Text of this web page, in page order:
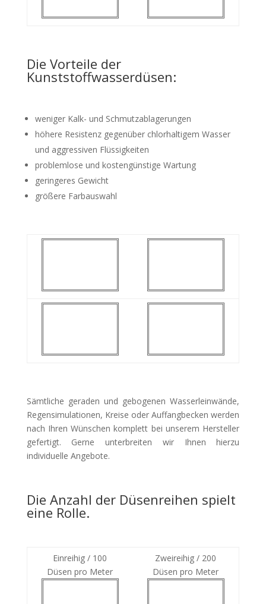
Die Vorteile der
Kunststoffwasserdüsen:
weniger Kalk- und Schmutzablagerungen
höhere Resistenz gegenüber chlorhaltigem Wasser
und aggressiven Flüssigkeiten
problemlose und kostengünstige Wartung
geringeres Gewicht
größere Farbauswahl
Sämtliche geraden und gebogenen Wasserleinwände,
Regensimulationen, Kreise oder Auffangbecken werden
nach Ihren Wünschen komplett bei unserem Hersteller
gefertigt. Gerne unterbreiten wir Ihnen hierzu
individuelle Angebote.
Die Anzahl der Düsenreihen spielt
eine Rolle.
Einreihig / 100
Düsen pro Meter
Zweireihig / 200
Düsen pro Meter